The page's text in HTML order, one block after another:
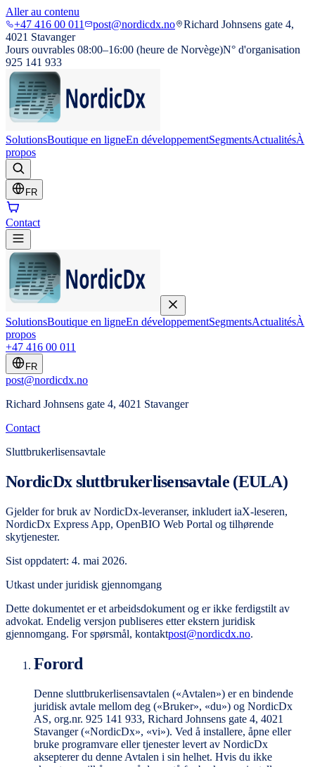
Aller au contenu
+47 416 00 011
post@nordicdx.no
Richard Johnsens gate 4,
4021 Stavanger
Jours ouvrables 08:00–16:00 (heure de Norvège)N° d'organisation
925 141 933
SolutionsBoutique en ligneEn développementSegmentsActualitésÀ
propos
FR
Contact
SolutionsBoutique en ligneEn développementSegmentsActualitésÀ
propos
+47 416 00 011
FR
post@nordicdx.no
Richard Johnsens gate 4, 4021 Stavanger
Contact
Sluttbrukerlisensavtale
NordicDx sluttbrukerlisensavtale (EULA)
Gjelder for bruk av NordicDx-leveranser, inkludert iaX-leseren,
NordicDx Express App, OpenBIO Web Portal og tilhørende
skytjenester.
Sist oppdatert: 4. mai 2026.
Utkast under juridisk gjennomgang
Dette dokumentet er et arbeidsdokument og er ikke ferdigstilt av
advokat. Endelig versjon publiseres etter ekstern juridisk
gjennomgang. For spørsmål, kontaktpost@nordicdx.no.
Forord
Denne sluttbrukerlisensavtalen («Avtalen») er en bindende
juridisk avtale mellom deg («Bruker», «du») og NordicDx
AS, org.nr. 925 141 933, Richard Johnsens gate 4, 4021
Stavanger («NordicDx», «vi»). Ved å installere, åpne eller
bruke programvare eller tjenester levert av NordicDx
aksepterer du denne Avtalen i sin helhet. Hvis du ikke